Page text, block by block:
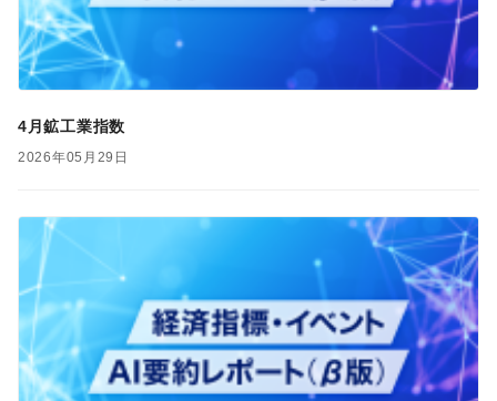
4月鉱工業指数
2026年05月29日